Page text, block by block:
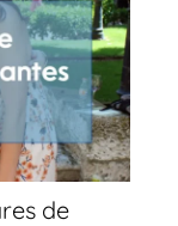
de